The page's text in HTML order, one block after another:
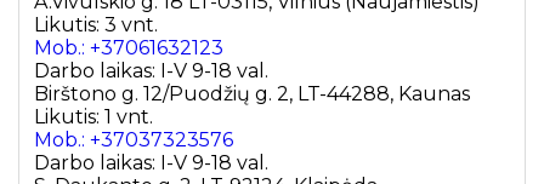
Likutis: 3 vnt.
Mob.: +37061632123
Darbo laikas: I-V 9-18 val.
Birštono g. 12/Puodžių g. 2, LT-44288, Kaunas
Likutis: 1 vnt.
Mob.: +37037323576
Darbo laikas: I-V 9-18 val.